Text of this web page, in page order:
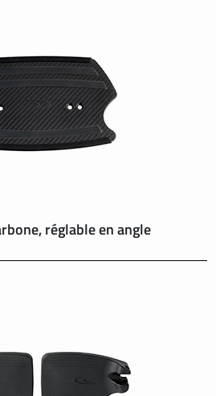
réglable en angle